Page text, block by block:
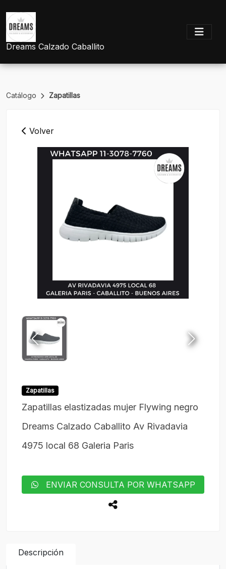
Dreams Calzado Caballito
Catálogo Zapatillas
Volver
Zapatillas
Zapatillas elastizadas mujer Flywing negro
Dreams Calzado Caballito Av Rivadavia
4975 local 68 Galeria Paris
ENVIAR CONSULTA POR WHATSAPP
Descripción